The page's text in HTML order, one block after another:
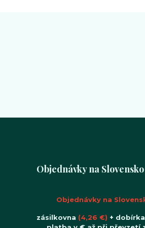
Objednávky na Slovensko
Objednávky na
zásilkovna (4,26 €) + dobírka